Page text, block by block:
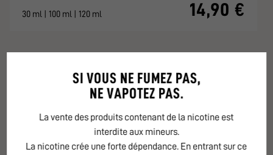
30 ml | 100 ml | 120 ml 14,90 €
FRUITÉS FRAIS
SI VOUS NE FUMEZ PAS,
NE VAPOTEZ PAS.
La vente des produits contenant de la nicotine est
interdite aux mineurs.
La nicotine crée une forte dépendance. En entrant sur ce